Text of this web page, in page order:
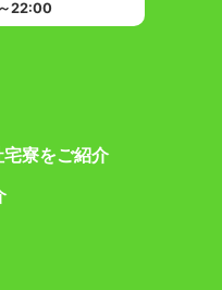
22:00
寮をご紹介